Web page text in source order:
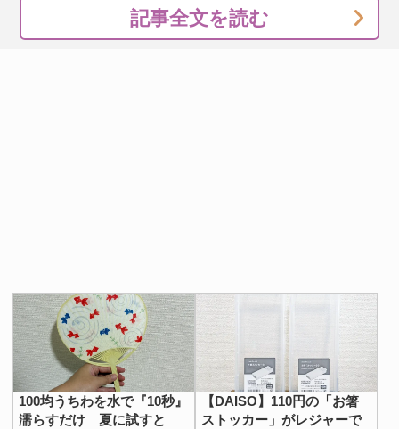
記事全文を読む
100均うちわを水で『10秒』
濡らすだけ 夏に試すと
【DAISO】110円の「お箸
ストッカー」がレジャーで